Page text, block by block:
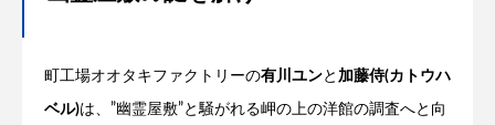
町工場オオタキファクトリーの有川ユンと 加藤侍(カトウハ
ベル)は、”幽霊屋敷”と騒がれる岬の上の洋館の調査へと向